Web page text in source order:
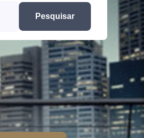
Pesquisar